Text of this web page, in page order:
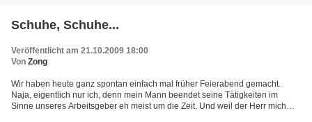
Schuhe, Schuhe...
Veröffentlicht am 21.10.2009 18:00
Von Zong
Wir haben heute ganz spontan einfach mal früher Feierabend gemacht.
Naja, eigentlich nur ich, denn mein Mann beendet seine Tätigkeiten im
Sinne unseres Arbeitsgeber eh meist um die Zeit. Und weil der Herr mich